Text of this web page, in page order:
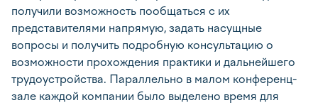
получили возможность пообщаться с их
представителями напрямую, задать насущные
вопросы и получить подробную консультацию о
возможности прохождения практики и дальнейшего
трудоустройства. Параллельно в малом конференц-
зале каждой компании было выделено время для